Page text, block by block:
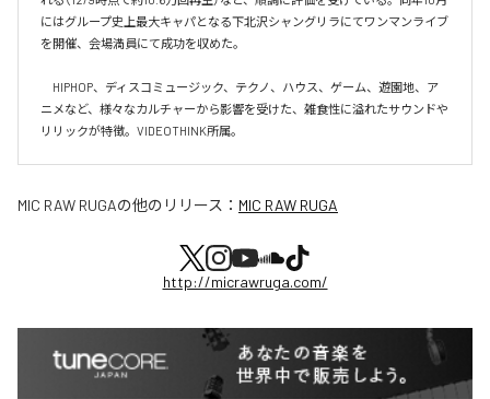
にはグループ史上最大キャパとなる下北沢シャングリラにてワンマンライブ
を開催、会場満員にて成功を収めた。
HIPHOP、ディスコミュージック、テクノ、ハウス、ゲーム、遊園地、ア
ニメなど、様々なカルチャーから影響を受けた、雑食性に溢れたサウンドや
リリックが特徴。VIDEOTHINK所属。
MIC RAW RUGAの他のリリース： MIC RAW RUGA
http://micrawruga.com/